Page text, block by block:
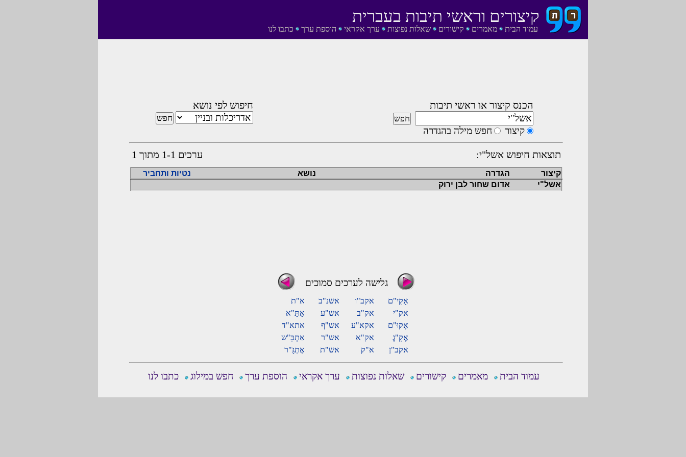
עמוד הבית מאמרים קישורים שאלות נפוצות ערך אקראי הוספת ערך כתבו לנו
קיצורים וראשי תיבות בעברית
הכנס קיצור או ראשי תיבות
קיצור חפש מילה בהגדרה
חיפוש לפי נושא
תוצאות חיפוש אשל"י: ערכים 1-1 מתוך 1
קיצור הגדרה נושא
נטיות ותחביר
אשל"י
אדום שחור לבן ירוק
גלישה לערכים סמוכים
אָקִי"ם אקב"ו אשנ"ב
א"ת
אק"י
אק"ב אש"ע
אַתָּ"א
אָקוּ"ם
אקא"ע אש"ף
אתא"ד
אֶקָ"גֶ
אק"א אש"ר
אַתְבָּ"ש
אקב"ן
א"ק אש"ת אֶתְגָּ"ר
עמוד הבית מאמרים קישורים שאלות נפוצות ערך אקראי הוספת ערך חפש במילוג כתבו לנו